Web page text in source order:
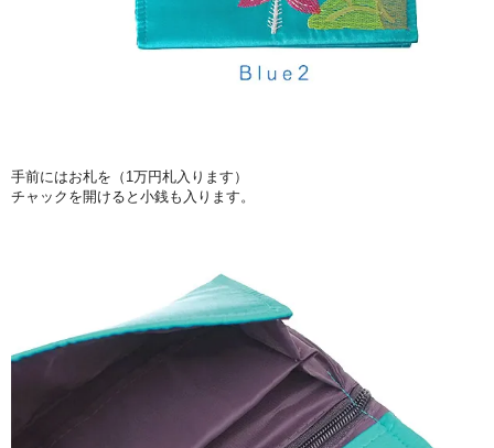
手前にはお札を（1万円札入ります）
チャックを開けると小銭も入ります。